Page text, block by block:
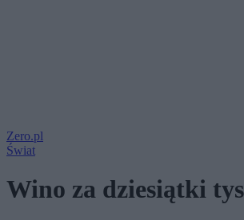
Zero.pl
Świat
Wino za dziesiątki